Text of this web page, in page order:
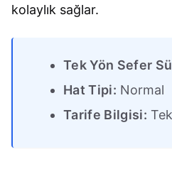
kolaylık sağlar.
Tek Yön Sefer
Hat Tipi: Normal
Tarife Bilgisi: